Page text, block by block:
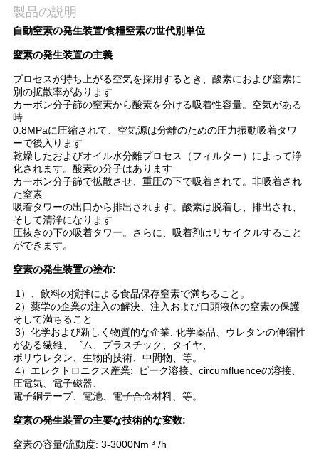
合
わ
せ
ニ
ュ
ー
ス
事
引
金
を
求
製品の説明
自動窒素の発生装置/食糧窒素の世代別単位
窒素の発生装置の主義
プロセスが持ち上がる空気を採用するとき、酸素におよび窒素に
別の拡散率があります
カーボン分子篩の窒素から酸素を分ける吸着性容量。空気がある
時
0.8MPaに圧縮されて、空気源は分離のための圧力振動吸着タワ
ーで後入ります
乾燥したおよびオイル水分離プロセス（フィルター）によって浄
化されます。酸素の分子はあります
カーボン分子篩で拡散させ、重圧の下で吸着されて。非吸着され
た窒素
吸着タワーの出口から排出されます。酸素は脱着し、排出され、
そして清浄になります
圧抜きの下の吸着タワー。さらに、吸着剤はリサイクルすること
ができます。
窒素の発生装置の塗布:
1）、飲料の撹拌による食品保存窒素で満ちること。
2）薬学の企業の注入の解決、注入および口頭液体の窒素の保護
そして満ちること
3）化学および新しく物質的な企業: 化学薬品、ウレタンの伸縮性
がある繊維、ゴム、プラスチック、タイヤ、
ポリウレタン、生物的技術、中間物、等。
4）エレクトロニクス産業: ピーク溶接、circumfluenceの溶接、
圧電気、電子磁器、
電子銅テープ、電池、電子合金材料、等。
窒素の発生装置の主要な技術的な変数:
窒素の容量/流動度: 3-3000Nm ³ /h